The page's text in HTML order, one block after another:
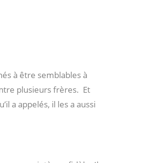
à être semblables à
plusieurs frères. Et
a appelés, il les a aussi